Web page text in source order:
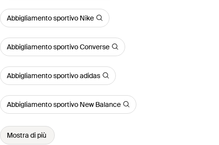
Abbigliamento sportivo Nike
Abbigliamento sportivo Converse
Abbigliamento sportivo adidas
Abbigliamento sportivo New Balance
Mostra di più